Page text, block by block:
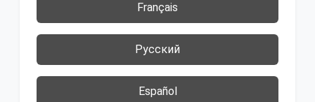
Français
Русский
Español